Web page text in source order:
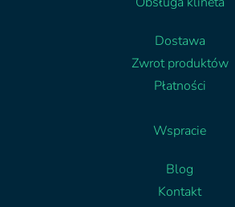
Dostawa
Zwrot produktów
Płatności
Wspracie
Blog
Kontakt